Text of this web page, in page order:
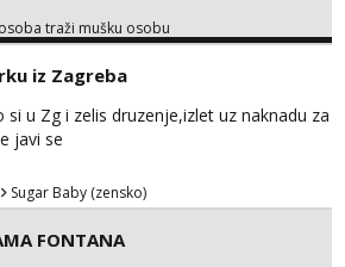
ispod i nadji me tamo, cekam te!
traži mušku osobu
iz Zagreba
si u Zg i zelis druzenje,izlet uz naknadu za
javi se
Sugar Baby (zensko)
FONTANA